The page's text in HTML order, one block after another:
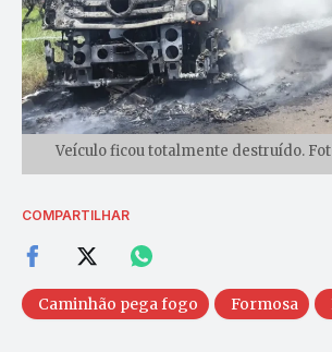
Veículo ficou totalmente destruído.
COMPARTILHAR
Caminhão pega fogo Formosa